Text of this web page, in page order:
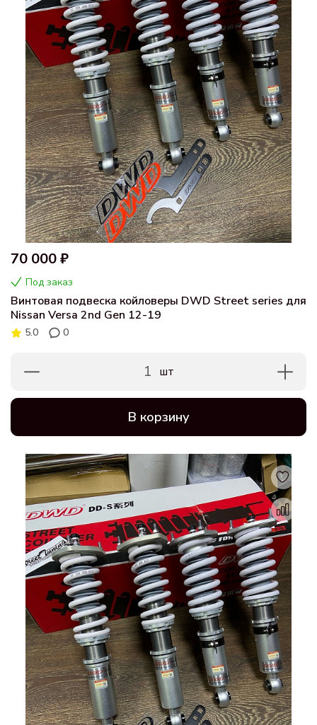
70 000 ₽
Под заказ
Винтовая подвеска койловеры DWD Street series для
Nissan Versa 2nd Gen 12-19
5.0 0
1 шт
В корзину